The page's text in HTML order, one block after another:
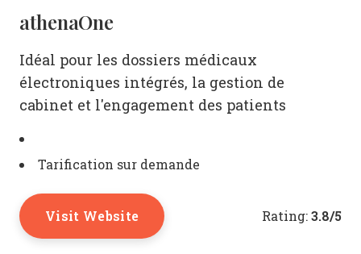
athenaOne
Idéal pour les dossiers médicaux
électroniques intégrés, la gestion de
cabinet et l'engagement des patients
Tarification sur demande
Visit Website Rating:3.8/5